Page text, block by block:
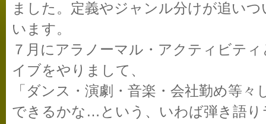
ました。定義やジャンル分けが追い
います。
７月にアラノーマル・アクティビテ
イブをやりまして、
「ダンス・演劇・音楽・会社勤め等
できるかな…という、いわば弾き語り